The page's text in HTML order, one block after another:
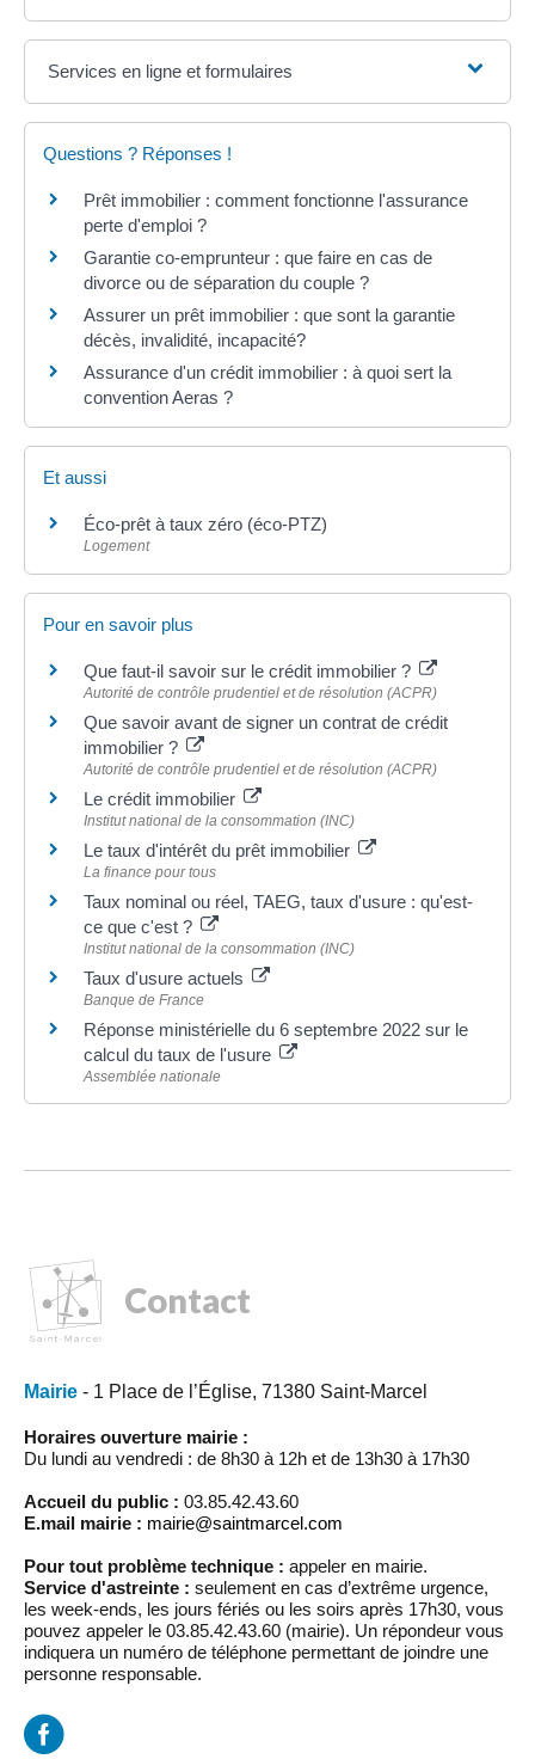
Services en ligne et formulaires
Questions ? Réponses !
Prêt immobilier : comment fonctionne l'assurance
perte d'emploi ?
Garantie co-emprunteur : que faire en cas de
divorce ou de séparation du couple ?
Assurer un prêt immobilier : que sont la garantie
décès, invalidité, incapacité?
Assurance d'un crédit immobilier : à quoi sert la
convention Aeras ?
Et aussi
Éco-prêt à taux zéro (éco-PTZ)
Logement
Pour en savoir plus
Que faut-il savoir sur le crédit immobilier ?
Autorité de contrôle prudentiel et de résolution (ACPR)
Que savoir avant de signer un contrat de crédit
immobilier ?
Autorité de contrôle prudentiel et de résolution (ACPR)
Le crédit immobilier
Institut national de la consommation (INC)
Le taux d'intérêt du prêt immobilier
La finance pour tous
Taux nominal ou réel, TAEG, taux d'usure : qu'est-
ce que c'est ?
Institut national de la consommation (INC)
Taux d'usure actuels
Banque de France
Réponse ministérielle du 6 septembre 2022 sur le
calcul du taux de l'usure
Assemblée nationale
Contact
Mairie - 1 Place de l’Église, 71380 Saint-Marcel
Horaires ouverture mairie :
Du lundi au vendredi : de 8h30 à 12h et de 13h30 à 17h30
Accueil du public : 03.85.42.43.60
E.mail mairie : mairie@saintmarcel.com
Pour tout problème technique : appeler en mairie.
Service d'astreinte : seulement en cas d’extrême urgence,
les week-ends, les jours fériés ou les soirs après 17h30, vous
pouvez appeler le 03.85.42.43.60 (mairie). Un répondeur vous
indiquera un numéro de téléphone permettant de joindre une
personne responsable.